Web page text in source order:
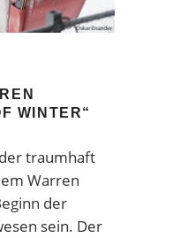
WINTER“
traumhaft
Warren
der
sein. Der